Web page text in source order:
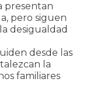
presentan
pero siguen
desigualdad
desde las
la
familiares